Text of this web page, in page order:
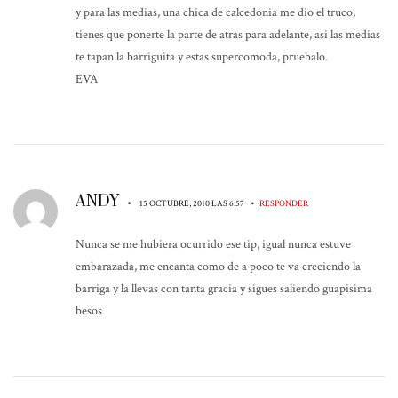
y para las medias, una chica de calcedonia me dio el truco,
tienes que ponerte la parte de atras para adelante, asi las medias
te tapan la barriguita y estas supercomoda, pruebalo.
EVA
ANDY • 15 OCTUBRE, 2010 LAS 6:57 • RESPONDER
Nunca se me hubiera ocurrido ese tip, igual nunca estuve
embarazada, me encanta como de a poco te va creciendo la
barriga y la llevas con tanta gracia y sigues saliendo guapisima
besos